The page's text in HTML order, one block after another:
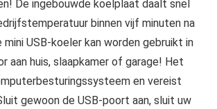
De ingebouwde koelplaat daalt snel
binnen vijf minuten na
mini USB-koeler kan worden gebruikt in
aan huis, slaapkamer of garage! Het
en vereist
gewoon de USB-poort aan, sluit uw